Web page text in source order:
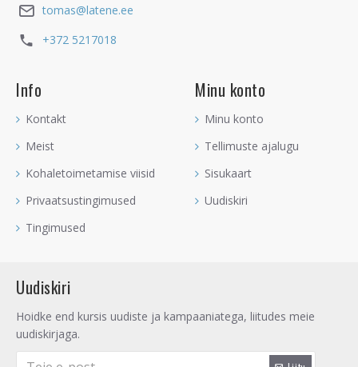
tomas@latene.ee
+372 5217018
Info
Kontakt
Meist
Kohaletoimetamise viisid
Privaatsustingimused
Tingimused
Minu konto
Minu konto
Tellimuste ajalugu
Sisukaart
Uudiskiri
Uudiskiri
Hoidke end kursis uudiste ja kampaaniatega, liitudes meie
uudiskirjaga.